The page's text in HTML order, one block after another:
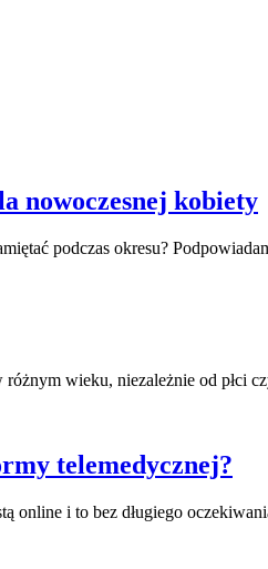
nowoczesnej kobiety
podczas okresu?
wieku, niezależnie od płci
telemedycznej?
online i to bez długiego